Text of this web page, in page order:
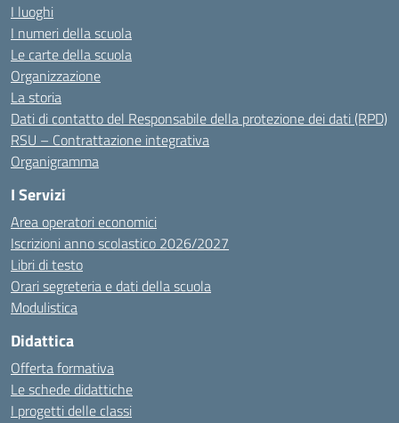
I luoghi
I numeri della scuola
Le carte della scuola
Organizzazione
La storia
Dati di contatto del Responsabile della protezione dei dati (RPD)
RSU – Contrattazione integrativa
Organigramma
I Servizi
Area operatori economici
Iscrizioni anno scolastico 2026/2027
Libri di testo
Orari segreteria e dati della scuola
Modulistica
Didattica
Offerta formativa
Le schede didattiche
I progetti delle classi